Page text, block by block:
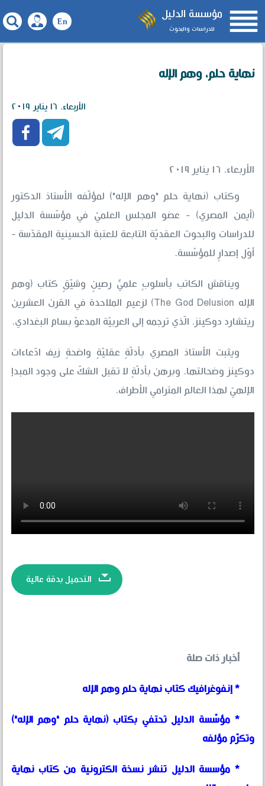
مؤسسة الدليل
للدراسات والبحوث 
نهاية حلم، وهم الإله
الأربعاء، ١٦ يناير ٢٠١٩
 
الأربعاء، ١٦ يناير ٢٠١٩
وكتاب (نهاية حلم "وهم الإله") لمؤلّفه الأستاذ الدكتور
(أيمن المصري) - عضو المجلس العلميّ في مؤسّسة الدليل
للدراسات والبحوث العقديّة التابعة للعتبة الحسينية المقدّسة -
أوّل إصدارٍ للمؤسّسة.
ويناقش الكاتب بأسلوبٍ علميٍّ رصينٍ وشيّقٍ كتاب (وهم
الإله The God Delusion) لزعيم الملاحدة في القرن العشرين
ريتشارد دوكينز، الّذي ترجمه إلى العربيّة المدعوّ بسام البغدادي.
ويثبت الأستاذ المصري بأدلّةٍ عقليّةٍ واضحةٍ زيف ادّعاءات
دوكينز وضحالتها، وبرهن بأدلّةٍ لا تقبل الشكّ على وجود المبدإ
الإلهيّ لهذا العالم المترامي الأطراف.
التحميل بدقة عالية
أخبار ذات صلة
* إنفوغرافيك كتاب نهاية حلم وهم الإله
* مؤسّسة الدليل تحتفي بكتاب (نهاية حلم "وهم الإله")
وتكرّم مؤلفه
* مؤسسة الدليل تنشر نسخة الكترونية من كتاب نهاية